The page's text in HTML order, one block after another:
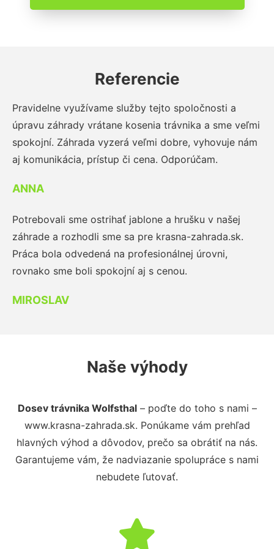
Referencie
Pravidelne využívame služby tejto spoločnosti a
úpravu záhrady vrátane kosenia trávnika a sme veľmi
spokojní. Záhrada vyzerá veľmi dobre, vyhovuje nám
aj komunikácia, prístup či cena. Odporúčam.
ANNA
Potrebovali sme ostrihať jablone a hrušku v našej
záhrade a rozhodli sme sa pre krasna-zahrada.sk.
Práca bola odvedená na profesionálnej úrovni,
rovnako sme boli spokojní aj s cenou.
MIROSLAV
Naše výhody
Dosev trávnika Wolfsthal– poďte do toho s nami –
www.krasna-zahrada.sk. Ponúkame vám prehľad
hlavných výhod a dôvodov, prečo sa obrátiť na nás.
Garantujeme vám, že nadviazanie spolupráce s nami
nebudete ľutovať.